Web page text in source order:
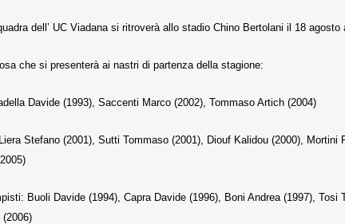
dell’ UC Viadana si ritroverà allo stadio Chino Bertolani il 18
che si presenterà ai nastri di partenza della stagione:
Davide (1993), Saccenti Marco (2002), Tommaso Artich (2004)
Stefano (2001), Sutti Tommaso (2001), Diouf Kalidou (2000),
Buoli Davide (1994), Capra Davide (1996), Boni Andrea (1997),